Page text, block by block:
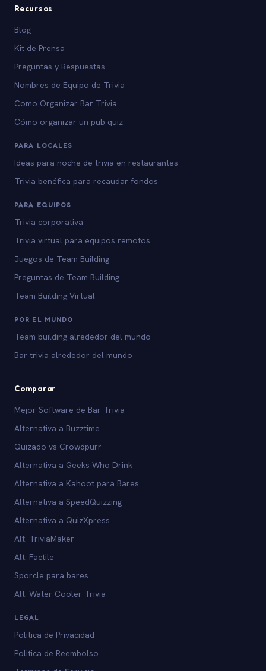
Recursos
Blog
Kit de Prensa
Preguntas y Respuestas
Nombres de Equipo de Trivia
Como Organizar Bar Trivia
Cómo organizar un pub quiz
PARA LOCALES
Ideas para noche de trivia en restaurantes
Trivia benéfica para recaudar fondos
PARA EQUIPOS
Trivia corporativa
Trivia virtual para equipos remotos
Juegos de Team Building
Preguntas de Team Building
Team Building Virtual
POR EL MUNDO
Team building alrededor del mundo
Bar trivia alrededor del mundo
Comparar
Mejor Software de Bar Trivia
Alternativa a Buzztime
Quizado vs Crowdpurr
Alternativa a Geeks Who Drink
Alternativa a Kahoot para Bares
Alternativa a SpeedQuizzing
Alternativa a QuizXpress
Alt. TriviaMaker
Alt. Factile
Sporcle para bares
Alt. Water Cooler Trivia
LEGAL
Politica de Privacidad
Politica de Reembolso